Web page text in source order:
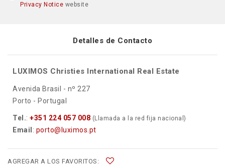
Privacy Notice website
Detalles de Contacto
LUXIMOS Christies International Real Estate
Avenida Brasil - nº 227
Porto - Portugal
Tel.: +351 224 057 008 (Llamada a la red fija nacional)
Email : porto@luximos.pt
AGREGAR A LOS FAVORITOS: